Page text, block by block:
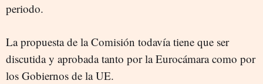
periodo.
La propuesta de la Comisión todavía tiene que ser
discutida y aprobada tanto por la Eurocámara como por
los Gobiernos de la UE.